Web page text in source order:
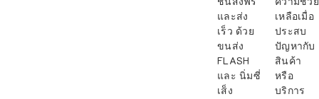
และส่ง
เร็ว ด้วย
ขนส่ง
FLASH
และ นิ่มซี่
เส็ง
เหลือเมื่อ
ประสบ
ปัญหากับ
สินค้า
หรือ
บริการ